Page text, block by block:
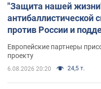
"Защита нашей
антибаллистической
против России и
Европейские партнеры
проекту
6.08.2026 20:20 24,5 т.